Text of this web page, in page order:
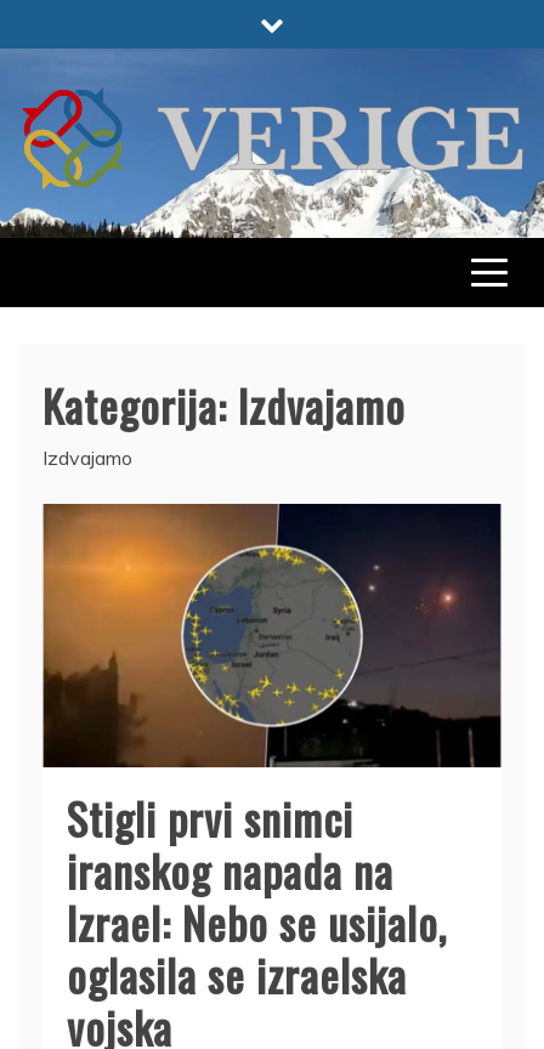
to
VERIGE
ODABRANO
Kategorija: Izdvajamo
Izdvajamo
Stigli prvi snimci
iranskog napada na
Izrael: Nebo se usijalo,
oglasila se izraelska
vojska